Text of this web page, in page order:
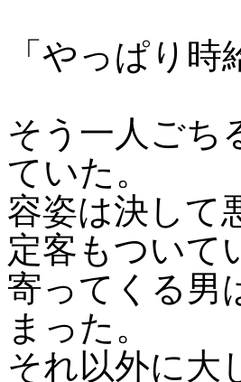
「やっぱり
そう一人ごち
ていた。
容姿は決して
定客もついて
寄ってくる男
まった。
それ以外に大